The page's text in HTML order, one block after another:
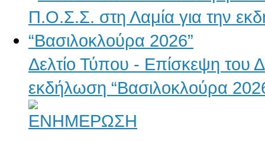
Δελτίο Τύπου - Επίσκεψη του
εκδήλωση “Βασιλοκλούρα